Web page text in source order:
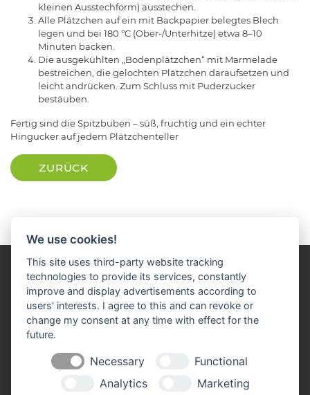
kleinen Ausstechform) ausstechen.
Alle Plätzchen auf ein mit Backpapier belegtes Blech
legen und bei 180 °C (Ober-/Unterhitze) etwa 8–10
Minuten backen.
Die ausgekühlten „Bodenplätzchen“ mit Marmelade
bestreichen, die gelochten Plätzchen daraufsetzen und
leicht andrücken. Zum Schluss mit Puderzucker
bestäuben.
Fertig sind die Spitzbuben – süß, fruchtig und ein echter
Hingucker auf jedem Plätzchenteller
ZURÜCK
Impressum
Cookie-Einstellungen ändern
Raiffeisen Bayern Marketing eG
We use cookies!
This site uses third-party website tracking
technologies to provide its services, constantly
improve and display advertisements according to
users' interests. I agree to this and can revoke or
change my consent at any time with effect for the
future.
Necessary
Functional
Analytics
Marketing